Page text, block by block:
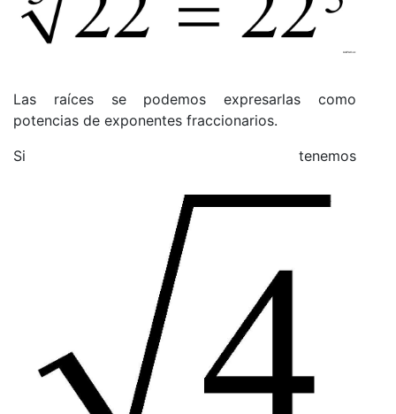
Las raíces se podemos expresarlas como
potencias de exponentes fraccionarios.
Si tenemos